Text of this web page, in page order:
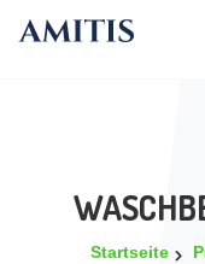
Startseite